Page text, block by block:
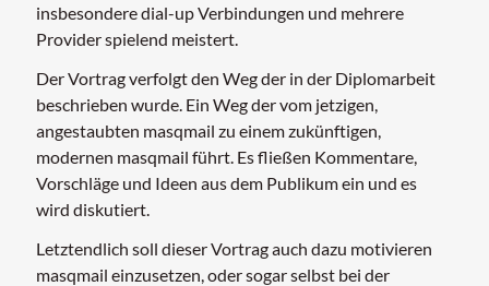
insbesondere dial-up Verbindungen und mehrere
Provider spielend meistert.
Der Vortrag verfolgt den Weg der in der Diplomarbeit
beschrieben wurde. Ein Weg der vom jetzigen,
angestaubten masqmail zu einem zukünftigen,
modernen masqmail führt. Es fließen Kommentare,
Vorschläge und Ideen aus dem Publikum ein und es
wird diskutiert.
Letztendlich soll dieser Vortrag auch dazu motivieren
masqmail einzusetzen, oder sogar selbst bei der